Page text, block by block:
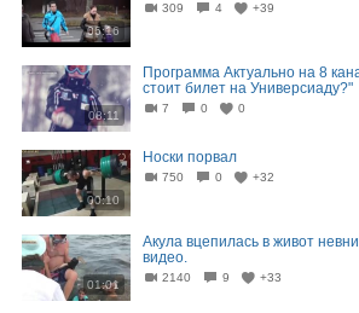
06:16
309 4 +39
08:11
Программа Актуально на 8
стоит билет на Универсиаду?"
7 0 0
00:10
Носки порвал
750 0 +32
01:01
Акула вцепилась в живот
видео.
2140 9 +33